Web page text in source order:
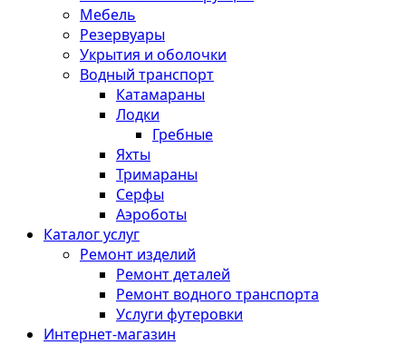
Мебель
Резервуары
Укрытия и оболочки
Водный транспорт
Катамараны
Лодки
Гребные
Яхты
Тримараны
Серфы
Аэроботы
Каталог услуг
Ремонт изделий
Ремонт деталей
Ремонт водного транспорта
Услуги футеровки
Интернет-магазин